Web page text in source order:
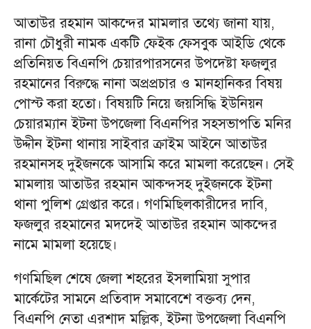
আতাউর রহমান আকন্দের মামলার তথ্যে জানা যায়,
রানা চৌধুরী নামক একটি ফেইক ফেসবুক আইডি থেকে
প্রতিনিয়ত বিএনপি চেয়ারপারসনের উপদেষ্টা ফজলুর
রহমানের বিরুদ্ধে নানা অপ্রপ্রচার ও মানহানিকর বিষয়
পোস্ট করা হতো। বিষয়টি নিয়ে জয়সিদ্ধি ইউনিয়ন
চেয়ারম্যান ইটনা উপজেলা বিএনপির সহসভাপতি মনির
উদ্দীন ইটনা থানায় সাইবার ক্রাইম আইনে আতাউর
রহমানসহ দুইজনকে আসামি করে মামলা করেছেন। সেই
মামলায় আতাউর রহমান আকন্দসহ দুইজনকে ইটনা
থানা পুলিশ গ্রেপ্তার করে। গণমিছিলকারীদের দাবি,
ফজলুর রহমানের মদদেই আতাউর রহমান আকন্দের
নামে মামলা হয়েছে।
গণমিছিল শেষে জেলা শহরের ইসলামিয়া সুপার
মার্কেটের সামনে প্রতিবাদ সমাবেশে বক্তব্য দেন,
বিএনপি নেতা এরশাদ মল্লিক, ইটনা উপজেলা বিএনপি